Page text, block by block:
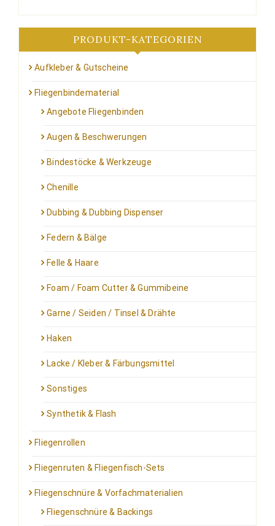
werden
PRODUKT-KATEGORIEN
Aufkleber & Gutscheine
Fliegenbindematerial
Angebote Fliegenbinden
Augen & Beschwerungen
Bindestöcke & Werkzeuge
Chenille
Dubbing & Dubbing Dispenser
Federn & Bälge
Felle & Haare
Foam / Foam Cutter & Gummibeine
Garne / Seiden / Tinsel & Drähte
Haken
Lacke / Kleber & Färbungsmittel
Sonstiges
Synthetik & Flash
Fliegenrollen
Fliegenruten & Fliegenfisch-Sets
Fliegenschnüre & Vorfachmaterialien
Fliegenschnüre & Backings